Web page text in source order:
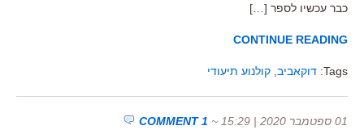
כבר עכשיו לספר […]
CONTINUE READING
Tags: דוקאביב קולנוע תיעודי
01 ספטמבר 2020 | 15:29 ~
1 COMMENT